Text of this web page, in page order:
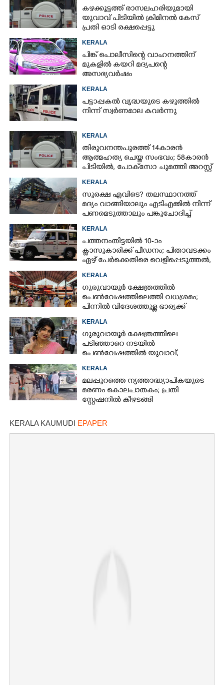
കഴക്കൂട്ടത്ത് രാസലഹരിയുമായി
യുവാവ് പിടിയിൽ ക്രിമിനൽ കേസ്
പ്രതി ഓടി രക്ഷപ്പെട്ടു
KERALA
പിങ്ക് പൊലീസിന്റെ വാഹനത്തിന്
മുകളിൽ കയറി മദ്യപന്റെ
അസഭ്യവ‌ർഷം
KERALA
പട്ടാപ്പകൽ വൃദ്ധയുടെ കഴുത്തിൽ
നിന്ന് സ്വർണമാല കവർന്നു
KERALA
തിരുവനന്തപുരത്ത് 14കാരൻ
ആത്മഹത്യ ചെയ്ത സംഭവം; 58കാരൻ
പിടിയിൽ, പോക്‌സോ ചുമത്തി അറസ്റ്റ്
KERALA
സുരക്ഷ എവിടെ?​ തലസ്ഥാനത്ത്
മദ്യം വാങ്ങിയാലും എടിഎമ്മിൽ നിന്ന്
പണമെടുത്താലും പങ്കുചോദിച്ച്
KERALA
പത്തനംതിട്ടയിൽ 10-ാം
ക്ലാസുകാരിക്ക് പീഡനം; പിതാവടക്കം
ഏഴ് പേർക്കെതിരെ വെളിപ്പെടുത്തൽ,
KERALA
ഗുരുവായൂർ ക്ഷേത്രത്തിൽ
പെൺവേഷത്തിലെത്തി വധശ്രമം;
പിന്നിൽ വിദേശത്തുള്ള ഭാര്യക്ക്
KERALA
ഗുരുവായൂർ ക്ഷേത്രത്തിലെ
പടിഞ്ഞാറെ നടയിൽ
പെൺവേഷത്തിൽ യുവാവ്,​
തെളിഞ്ഞത് വൻഗൂഢാലോചന
KERALA
മലപ്പുറത്തെ നൃത്താദ്ധ്യാപികയുടെ
മരണം കൊലപാതകം; പ്രതി
സ്റ്റേഷനിൽ കീഴടങ്ങി
KERALA KAUMUDI EPAPER